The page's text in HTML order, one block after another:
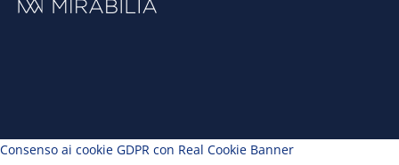
Consenso ai cookie GDPR con Real Cookie Banner